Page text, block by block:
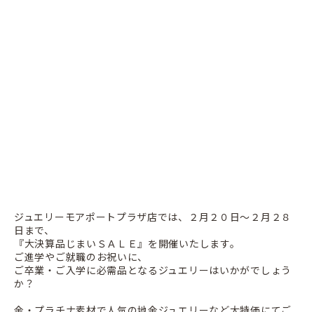
ジュエリーモアポートプラザ店では、２月２０日～２月２８
日まで、
『大決算品じまいＳＡＬＥ』を開催いたします。
ご進学やご就職のお祝いに、
ご卒業・ご入学に必需品となるジュエリーはいかがでしょう
か？